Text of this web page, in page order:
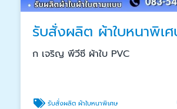
รับสั่งผลิต ผ้าใบหนาพิเ
ก เจริญ พีวีซี ผ้าใบ PVC
รับสั่งผลิต ผ้าใบหนาพิเศษ